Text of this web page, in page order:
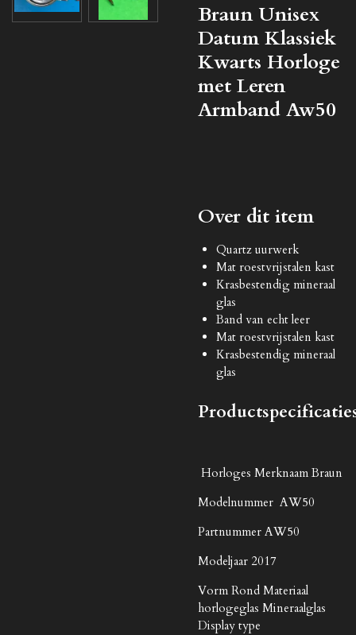
Braun Unisex
Datum Klassiek
Kwarts Horloge
met Leren
Armband Aw50
Over dit item
Quartz uurwerk
Mat roestvrijstalen kast
Krasbestendig mineraal
glas
Band van echt leer
Mat roestvrijstalen kast
Krasbestendig mineraal
glas
Horloges Merknaam Braun
Modelnummer AW50
Partnummer AW50
Modeljaar 2017
Vorm Rond Materiaal
horlogeglas Mineraalglas
Display type